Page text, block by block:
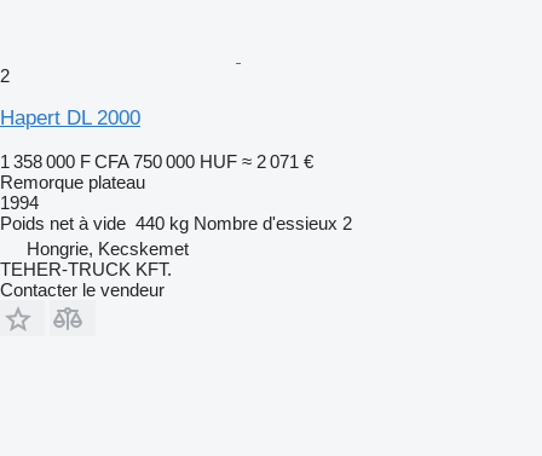
2
Hapert DL 2000
1 358 000 F CFA 750 000 HUF ≈ 2 071 €
Remorque plateau
1994
Poids net à vide 440 kg Nombre d'essieux 2
Hongrie, Kecskemet
TEHER-TRUCK KFT.
Contacter le vendeur